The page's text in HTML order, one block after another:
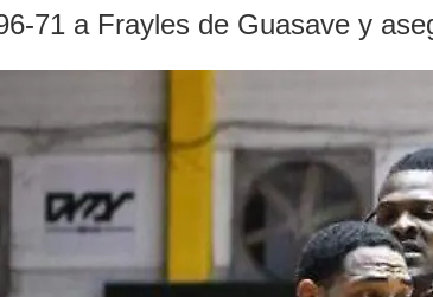
71 a Frayles de Guasave y